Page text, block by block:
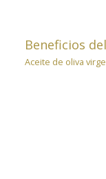
Beneficios
Aceite de oliva